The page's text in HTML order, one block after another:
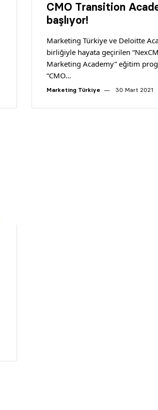
CMO Transition
başlıyor!
Marketing Türkiye ve Deloitte
birliğiyle hayata geçirilen
Marketing Academy” eğitim
“CMO…
Marketing Türkiye 30 Mart 2021